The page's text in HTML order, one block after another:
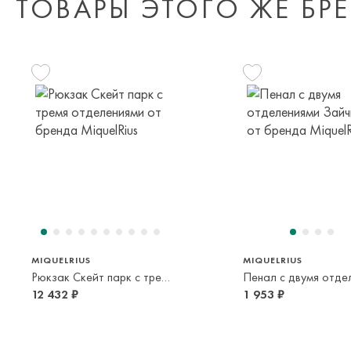
ТОВАРЫ ЭТОГО ЖЕ
MIQUELRIUS
Рюкзак Скейт парк с тремя отделениями
12 432 ₽
MIQUELRIUS
1 953 ₽